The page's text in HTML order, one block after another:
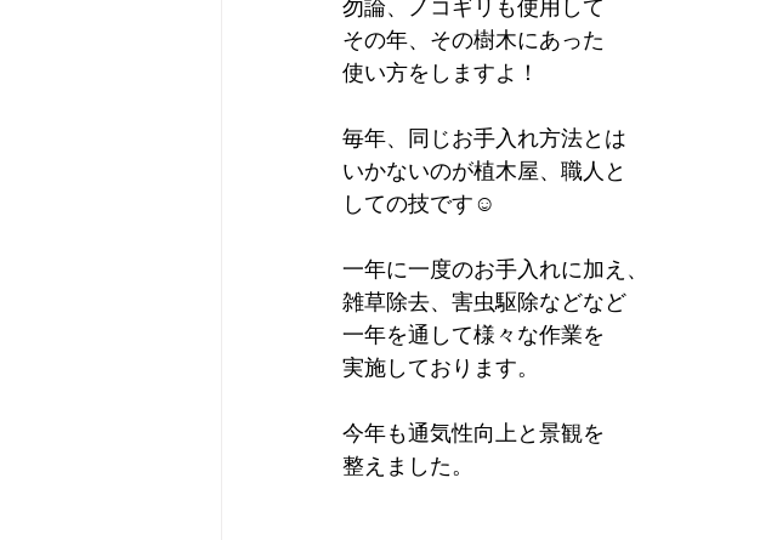
勿論、ノコギリも使用して
その年、その樹木にあった
使い方をしますよ！
毎年、同じお手入れ方法とは
いかないのが植木屋、職人と
しての技です☺️
一年に一度のお手入れに加え、
雑草除去、害虫駆除などなど
一年を通して様々な作業を
実施しております。
今年も通気性向上と景観を
整えました。